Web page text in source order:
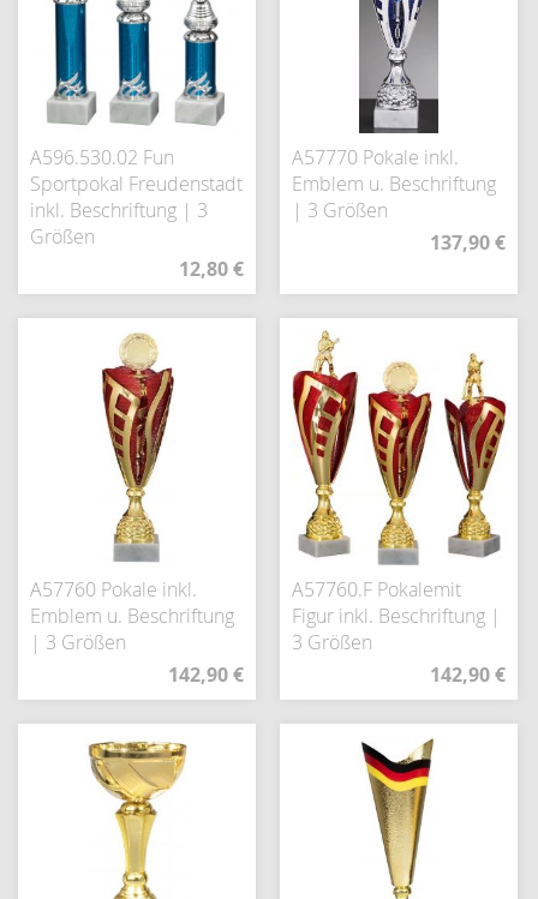
A596.530.02 Fun
Sportpokal Freudenstadt
inkl. Beschriftung | 3
Größen
12,80 €
A57770 Pokale inkl.
Emblem u. Beschriftung
| 3 Größen
137,90 €
A57760 Pokale inkl.
Emblem u. Beschriftung
| 3 Größen
142,90 €
A57760.F Pokalemit
Figur inkl. Beschriftung |
3 Größen
142,90 €